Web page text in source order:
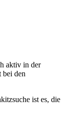
aktiv in der
bei den
ist es, die